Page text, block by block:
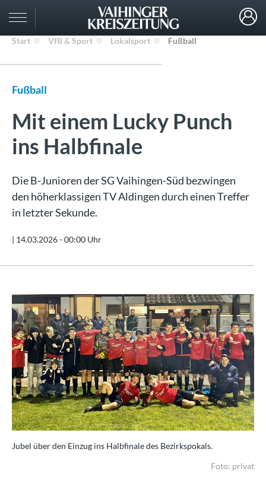
Start VfB & Sport Lokalsport Fußball
Fußball
Mit einem Lucky Punch
ins Halbfinale
Die B-Junioren der SG Vaihingen-Süd bezwingen
den höherklassigen TV Aldingen durch einen Treffer
in letzter Sekunde.
| 14.03.2026 - 00:00 Uhr
Jubel über den Einzug ins Halbfinale des Bezirkspokals.
Foto: privat